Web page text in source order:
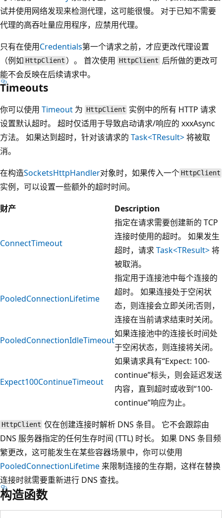
试并使用网络发现来检测代理，这可能很慢。 对于已知不需要
代理的高吞吐量应用程序，应禁用代理。
只有在使用Credentials第一个请求之前，才应更改代理设置
（例如 HttpClient ）。 首次使用 HttpClient 后所做的更改可
能不会反映在后续请求中。
Timeouts
你可以使用 Timeout 为 HttpClient 实例中的所有 HTTP 请求
设置默认超时。 超时仅适用于导致启动请求/响应的 xxxAsync
方法。 如果达到超时，针对该请求的 Task<TResult>将被取
消。
在构造SocketsHttpHandler对象时，如果传入一个 HttpClient
实例，可以设置一些额外的超时时间。
财产
Description
ConnectTimeout
指定在请求需要创建新的 TCP
连接时使用的超时。 如果发生
超时，请求Task<TResult>将
被取消。
PooledConnectionLifetime
指定用于连接池中每个连接的
超时。 如果连接处于空闲状
态，则连接会立即关闭;否则，
连接在当前请求结束时关闭。
PooledConnectionIdleTimeout
如果连接池中的连接长时间处
于空闲状态，则连接将关闭。
Expect100ContinueTimeout
如果请求具有“Expect: 100-
continue”标头，则会延迟发送
内容，直到超时或收到“100-
continue”响应为止。
HttpClient 仅在创建连接时解析 DNS 条目。 它不会跟踪由
DNS 服务器指定的任何生存时间 (TTL) 时长。 如果 DNS 条目频
繁更改，这可能发生在某些容器场景中，你可以使用
PooledConnectionLifetime 来限制连接的生存期，这样在替换
连接时就需要重新进行 DNS 查找。
构造函数